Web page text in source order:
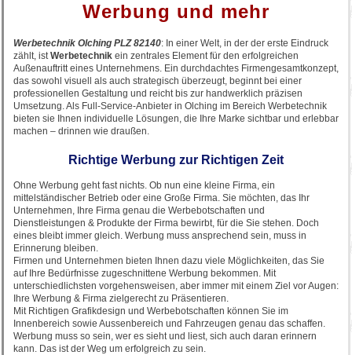
Werbung und mehr
Werbetechnik Olching PLZ 82140: In einer Welt, in der der erste Eindruck
zählt, istWerbetechnik ein zentrales Element für den erfolgreichen
Außenauftritt eines Unternehmens. Ein durchdachtes Firmengesamtkonzept,
das sowohl visuell als auch strategisch überzeugt, beginnt bei einer
professionellen Gestaltung und reicht bis zur handwerklich präzisen
Umsetzung. Als Full-Service-Anbieter in Olching im Bereich Werbetechnik
bieten sie Ihnen individuelle Lösungen, die Ihre Marke sichtbar und erlebbar
machen – drinnen wie draußen.
Richtige Werbung zur Richtigen Zeit
Ohne Werbung geht fast nichts. Ob nun eine kleine Firma, ein
mittelständischer Betrieb oder eine Große Firma. Sie möchten, das Ihr
Unternehmen, Ihre Firma genau die Werbebotschaften und
Dienstleistungen & Produkte der Firma bewirbt, für die Sie stehen. Doch
eines bleibt immer gleich. Werbung muss ansprechend sein, muss in
Erinnerung bleiben.
Firmen und Unternehmen bieten Ihnen dazu viele Möglichkeiten, das Sie
auf Ihre Bedürfnisse zugeschnittene Werbung bekommen. Mit
unterschiedlichsten vorgehensweisen, aber immer mit einem Ziel vor Augen:
Ihre Werbung & Firma zielgerecht zu Präsentieren.
Mit Richtigen Grafikdesign und Werbebotschaften können Sie im
Innenbereich sowie Aussenbereich und Fahrzeugen genau das schaffen.
Werbung muss so sein, wer es sieht und liest, sich auch daran erinnern
kann. Das ist der Weg um erfolgreich zu sein.